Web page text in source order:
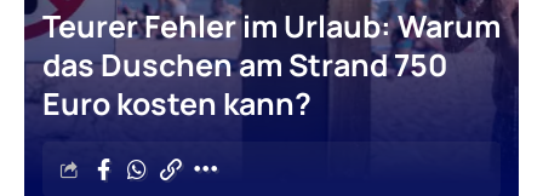
Teurer Fehler im Urlaub: Warum
das Duschen am Strand 750
Euro kosten kann?